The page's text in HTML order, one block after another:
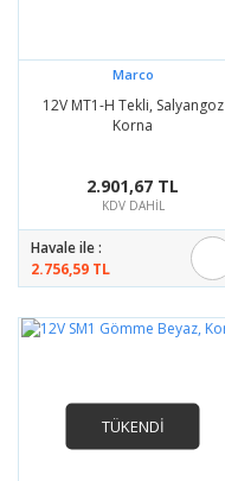
Marco
12V MT1-H Tekli, Salyangoz
Korna
2.901,67 TL
KDV DAHİL
Havale ile :
2.756,59 TL
TÜKENDİ